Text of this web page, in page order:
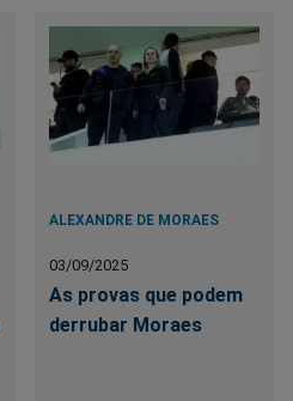
ALEXANDRE DE MORAES
03/09/2025
As provas que podem
derrubar Moraes